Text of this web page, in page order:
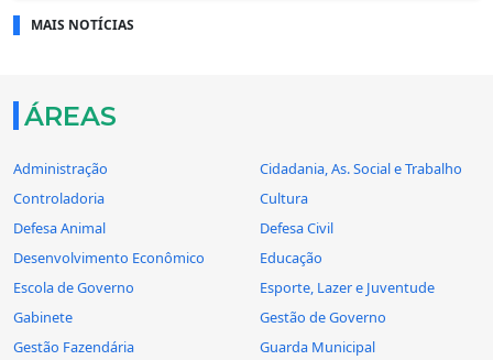
MAIS NOTÍCIAS
ÁREAS
Administração
Cidadania, As. Social e Trabalho
Controladoria
Cultura
Defesa Animal
Defesa Civil
Desenvolvimento Econômico
Educação
Escola de Governo
Esporte, Lazer e Juventude
Gabinete
Gestão de Governo
Gestão Fazendária
Guarda Municipal